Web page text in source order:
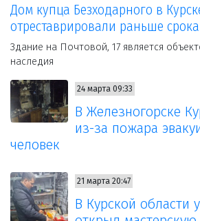
Дом купца Безходарного в
отреставрировали раньше срока
Здание на Почтовой, 17 является
наследия
24 марта 09:33
В Железногорске
из-за пожара
человек
21 марта 20:47
В Курской области